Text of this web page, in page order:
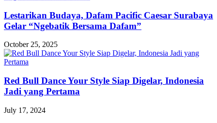
Lestarikan Budaya, Dafam Pacific Caesar Surabaya
Gelar “Ngebatik Bersama Dafam”
October 25, 2025
Red Bull Dance Your Style Siap Digelar, Indonesia
Jadi yang Pertama
July 17, 2024